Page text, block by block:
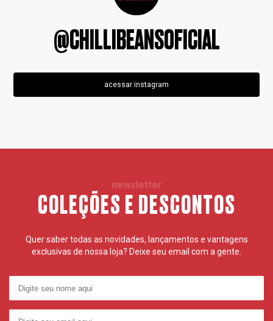
@CHILLIBEANSOFICIAL
acessar instagram
newsletter
COLEÇÕES E DESCONTOS
Quer saber todas as novidades, lançamentos e vantagens
exclusivas de nossa loja? Deixe seu email com a gente.